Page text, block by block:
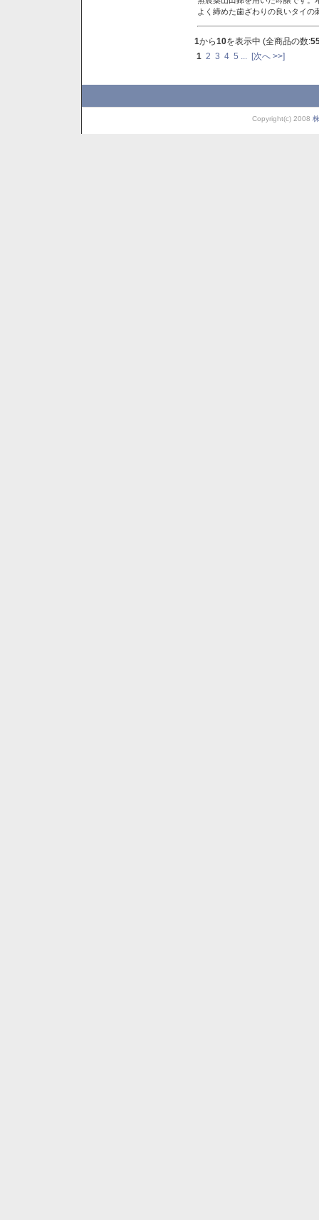
よく締めた歯ざわりの良いタイ
1から10を表示中 (全商品の数:
1 2 3 4 5 [次へ >>]
Copyright(c) 2008